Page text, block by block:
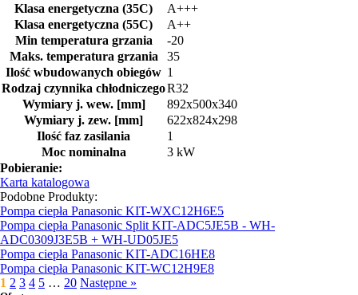
Klasa energetyczna (35C)
A+++
Klasa energetyczna (55C)
A++
Min temperatura grzania
-20
Maks. temperatura grzania
35
Ilość wbudowanych obiegów 1
Rodzaj czynnika chłodniczegoR32
Wymiary j. wew. [mm]
892x500x340
Wymiary j. zew. [mm]
622x824x298
Ilość faz zasilania
1
Moc nominalna
3 kW
Pobieranie:
Karta katalogowa
Podobne Produkty:
Pompa ciepła Panasonic KIT-WXC12H6E5
Pompa ciepła Panasonic Split KIT-ADC5JE5B - WH-
ADC0309J3E5B + WH-UD05JE5
Pompa ciepła Panasonic KIT-ADC16HE8
Pompa ciepła Panasonic KIT-WC12H9E8
1 2 3 4 5 … 20 Następne »